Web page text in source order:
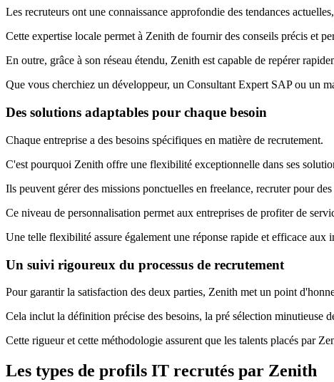
Les recruteurs ont une connaissance approfondie des tendances
Cette expertise locale permet à Zenith de fournir des conseils précis et
En outre, grâce à son réseau étendu, Zenith est capable de repérer
Que vous cherchiez un développeur, un Consultant Expert SAP ou un
Des solutions adaptables pour chaque besoin
Chaque entreprise a des besoins spécifiques en matière de recrutement.
C'est pourquoi Zenith offre une flexibilité exceptionnelle dans ses
Ils peuvent gérer des missions ponctuelles en freelance, recruter pour
Ce niveau de personnalisation permet aux entreprises de profiter de
Une telle flexibilité assure également une réponse rapide et efficace aux
Un suivi rigoureux du processus de recrutement
Pour garantir la satisfaction des deux parties, Zenith met un point
Cela inclut la définition précise des besoins, la pré sélection minutieuse
Cette rigueur et cette méthodologie assurent que les talents placés par
Les types de profils IT recrutés par Zenith